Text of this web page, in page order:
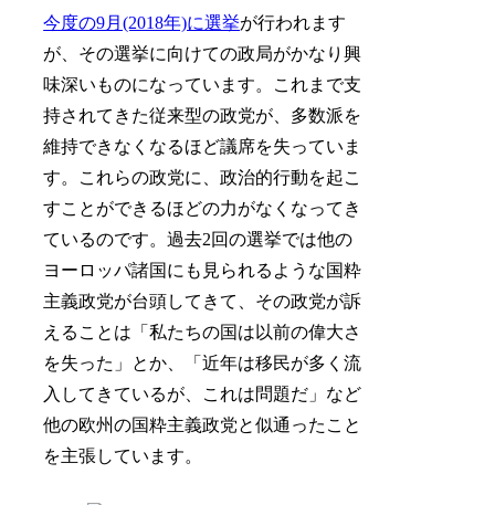
今度の9月(2018年)に選挙が行われます
が、その選挙に向けての政局がかなり興
味深いものになっています。これまで支
持されてきた従来型の政党が、多数派を
維持できなくなるほど議席を失っていま
す。これらの政党に、政治的行動を起こ
すことができるほどの力がなくなってき
ているのです。過去2回の選挙では他の
ヨーロッパ諸国にも見られるような国粋
主義政党が台頭してきて、その政党が訴
えることは「私たちの国は以前の偉大さ
を失った」とか、「近年は移民が多く流
入してきているが、これは問題だ」など
他の欧州の国粋主義政党と似通ったこと
を主張しています。